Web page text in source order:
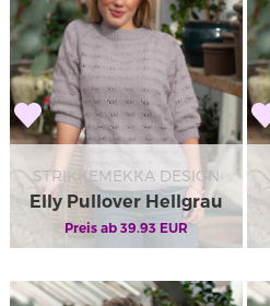
STRIKKEMEKKA DESIGN
Elly Pullover Hellgrau
Preis ab 39.93EUR